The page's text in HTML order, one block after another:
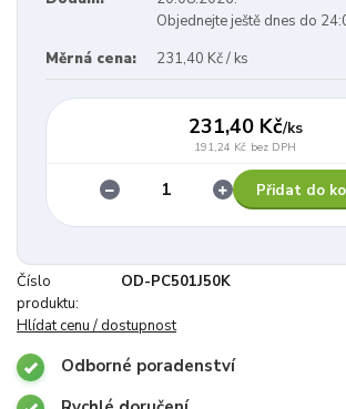
Objednejte ještě dnes do
Měrná cena:
231,40 Kč / ks
231,40 Kč/ks
191,24 Kč bez DPH
Přidat do
Číslo
produktu:
OD-PC501J50K
Hlídat cenu / dostupnost
Odborné poradenství